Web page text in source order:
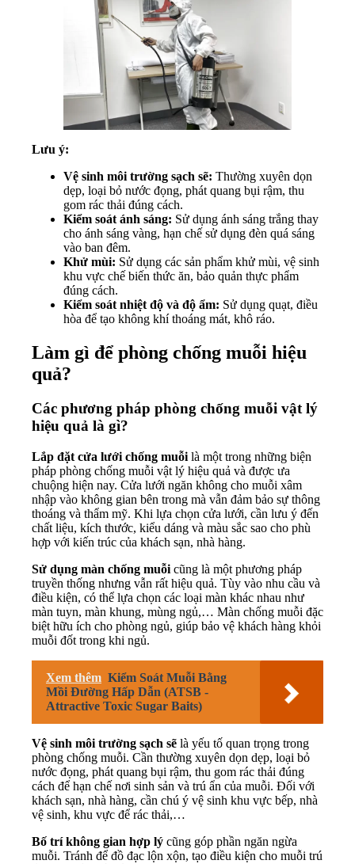
Lưu ý:
Vệ sinh môi trường sạch sẽ: Thường xuyên dọn
dẹp, loại bỏ nước đọng, phát quang bụi rậm, thu
gom rác thải đúng cách.
Kiểm soát ánh sáng: Sử dụng ánh sáng trắng thay
cho ánh sáng vàng, hạn chế sử dụng đèn quá sáng
vào ban đêm.
Khử mùi: Sử dụng các sản phẩm khử mùi, vệ sinh
khu vực chế biến thức ăn, bảo quản thực phẩm
đúng cách.
Kiểm soát nhiệt độ và độ ẩm: Sử dụng quạt, điều
hòa để tạo không khí thoáng mát, khô ráo.
Làm gì để phòng chống muỗi hiệu
quả?
Các phương pháp phòng chống muỗi vật lý
hiệu quả là gì?
Lắp đặt cửa lưới chống muỗi là một trong những biện
pháp phòng chống muỗi vật lý hiệu quả và được ưa
chuộng hiện nay. Cửa lưới ngăn không cho muỗi xâm
nhập vào không gian bên trong mà vẫn đảm bảo sự thông
thoáng và thẩm mỹ. Khi lựa chọn cửa lưới, cần lưu ý đến
chất liệu, kích thước, kiểu dáng và màu sắc sao cho phù
hợp với kiến trúc của khách sạn, nhà hàng.
Sử dụng màn chống muỗi cũng là một phương pháp
truyền thống nhưng vẫn rất hiệu quả. Tùy vào nhu cầu và
điều kiện, có thể lựa chọn các loại màn khác nhau như
màn tuyn, màn khung, mùng ngủ,… Màn chống muỗi đặc
biệt hữu ích cho phòng ngủ, giúp bảo vệ khách hàng khỏi
muỗi đốt trong khi ngủ.
Xem thêm Kiểm Soát Muỗi Bằng
Mồi Đường Hấp Dẫn (ATSB -
Attractive Toxic Sugar Baits)
Vệ sinh môi trường sạch sẽ là yếu tố quan trọng trong
phòng chống muỗi. Cần thường xuyên dọn dẹp, loại bỏ
nước đọng, phát quang bụi rậm, thu gom rác thải đúng
cách để hạn chế nơi sinh sản và trú ẩn của muỗi. Đối với
khách sạn, nhà hàng, cần chú ý vệ sinh khu vực bếp, nhà
vệ sinh, khu vực để rác thải,…
Bố trí không gian hợp lý cũng góp phần ngăn ngừa
muỗi. Tránh để đồ đạc lộn xộn, tạo điều kiện cho muỗi trú